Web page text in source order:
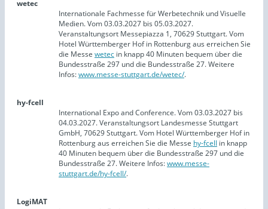
wetec
Internationale Fachmesse für Werbetechnik und Visuelle
Medien. Vom 03.03.2027 bis 05.03.2027.
Veranstaltungsort Messepiazza 1, 70629 Stuttgart. Vom
Hotel Württemberger Hof in Rottenburg aus erreichen Sie
die Messe wetec in knapp 40 Minuten bequem über die
Bundesstraße 297 und die Bundesstraße 27. Weitere
Infos:www.messe-stuttgart.de/wetec/.
hy-fcell
International Expo and Conference. Vom 03.03.2027 bis
04.03.2027. Veranstaltungsort Landesmesse Stuttgart
GmbH, 70629 Stuttgart. Vom Hotel Württemberger Hof in
Rottenburg aus erreichen Sie die Messe hy-fcell in knapp
40 Minuten bequem über die Bundesstraße 297 und die
Bundesstraße 27. Weitere Infos:www.messe-
stuttgart.de/hy-fcell/.
LogiMAT